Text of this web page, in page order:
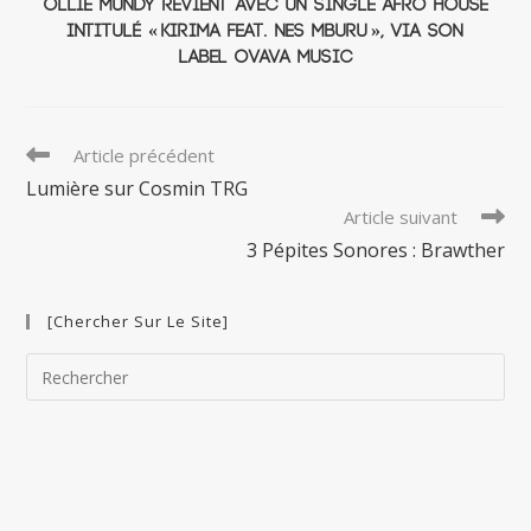
Ollie Mundy revient avec un single afro house
intitulé « Kirima Feat. Nes Mburu », via son
label Ovava Music
Read
more
articles
Article précédent
Lumière sur Cosmin TRG
Article suivant
3 Pépites Sonores : Brawther
[Chercher Sur Le Site]